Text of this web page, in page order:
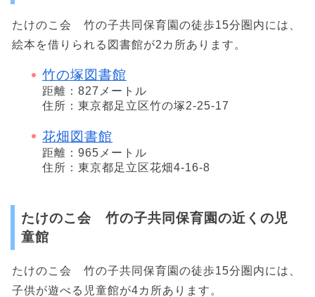
たけのこ会 竹の子共同保育園の徒歩15分圏内には、
絵本を借りられる図書館が2カ所あります。
竹の塚図書館
距離：827メートル
住所：東京都足立区竹の塚2-25-17
花畑図書館
距離：965メートル
住所：東京都足立区花畑4-16-8
たけのこ会 竹の子共同保育園の近くの児
童館
たけのこ会 竹の子共同保育園の徒歩15分圏内には、
子供が遊べる児童館が4カ所あります。